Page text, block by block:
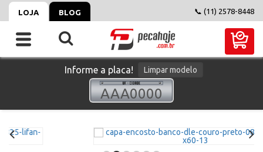
LOJA BLOG 📞 (11) 2578-8448
Informe a placa! Limpar modelo